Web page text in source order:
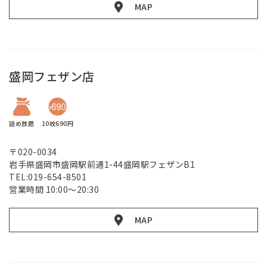
MAP
盛岡フェザン店
詰め放題 10枚690円
〒020-0034
岩手県盛岡市盛岡駅前通1-44盛岡駅フェザンB1
TEL:019-654-8501
営業時間 10:00～20:30
MAP